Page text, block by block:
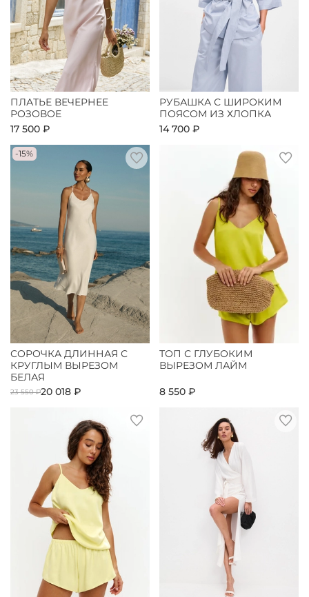
ПЛАТЬЕ ВЕЧЕРНЕЕ
РОЗОВОЕ
17 500 ₽
РУБАШКА С ШИРОКИМ
ПОЯСОМ ИЗ ХЛОПКА
14 700 ₽
-15%
СОРОЧКА ДЛИННАЯ С
КРУГЛЫМ ВЫРЕЗОМ
БЕЛАЯ
23 550 ₽20 018 ₽
ТОП С ГЛУБОКИМ
ВЫРЕЗОМ ЛАЙМ
8 550 ₽